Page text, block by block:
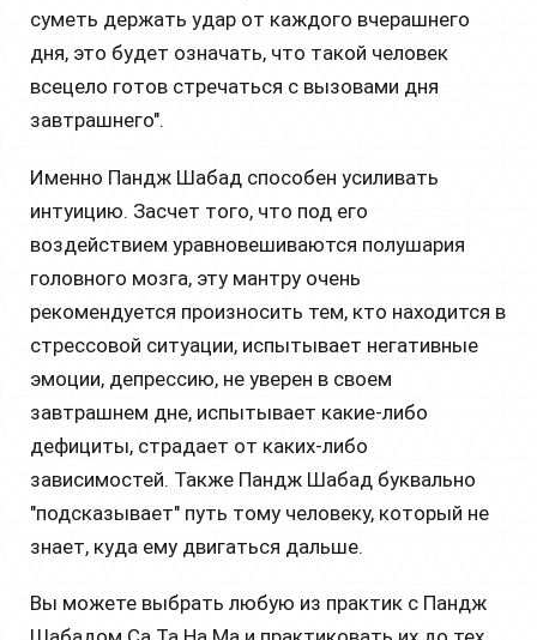
суметь держать удар от каждого вчерашнего
дня, это будет означать, что такой человек
всецело готов стречаться с вызовами дня
завтрашнего".
Именно Пандж Шабад способен усиливать
интуицию. Засчет того, что под его
воздействием уравновешиваются полушария
головного мозга, эту мантру очень
рекомендуется произносить тем, кто находится в
стрессовой ситуации, испытывает негативные
эмоции, депрессию, не уверен в своем
завтрашнем дне, испытывает какие-либо
дефициты, страдает от каких-либо
зависимостей. Также Пандж Шабад буквально
"подсказывает" путь тому человеку, который не
знает, куда ему двигаться дальше.
Вы можете выбрать любую из практик с Пандж